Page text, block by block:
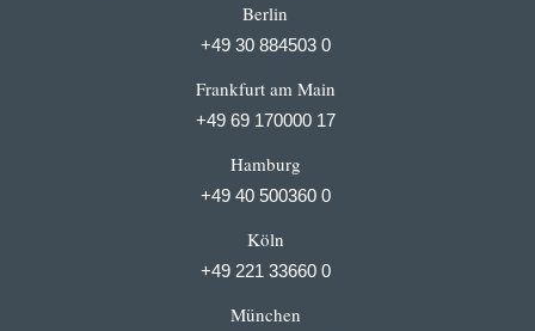
Berlin
+49 30 884503 0
Frankfurt am Main
+49 69 170000 17
Hamburg
+49 40 500360 0
Köln
+49 221 33660 0
München